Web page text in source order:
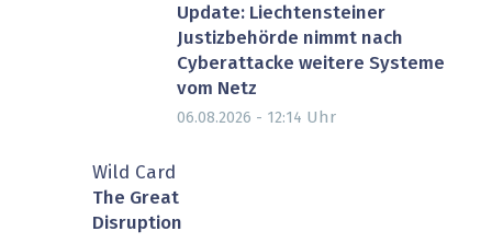
Update: Liechtensteiner
Justizbehörde nimmt nach
Cyberattacke weitere Systeme
vom Netz
06.08.2026 - 12:14 Uhr
Wild Card
The Great
Disruption